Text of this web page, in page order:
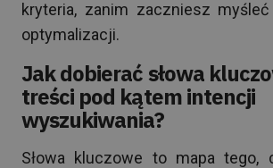
kryteria, zanim zaczniesz
optymalizacji.
Jak dobierać słowa
treści pod kątem intencji
wyszukiwania?
Słowa kluczowe to mapa tego,